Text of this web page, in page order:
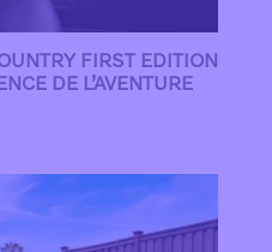
FIRST EDITION
DE L’AVENTURE